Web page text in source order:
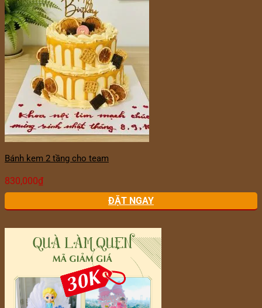
Bánh kem 2 tầng cho team
830,000₫
ĐẶT NGAY